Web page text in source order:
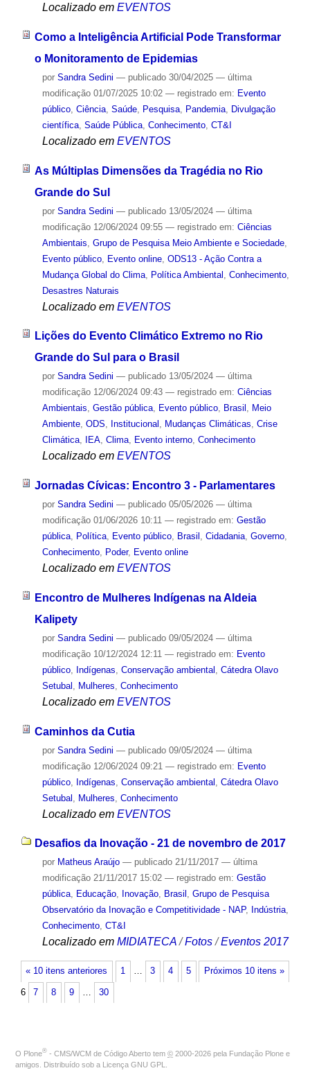
Localizado em EVENTOS
Como a Inteligência Artificial Pode Transformar
o Monitoramento de Epidemias
por Sandra Sedini — publicado30/04/2025 — última
modificação01/07/2025 10:02 — registrado em: Evento
público, Ciência, Saúde, Pesquisa, Pandemia, Divulgação
científica, Saúde Pública, Conhecimento, CT&I
Localizado em EVENTOS
As Múltiplas Dimensões da Tragédia no Rio
Grande do Sul
por Sandra Sedini — publicado13/05/2024 — última
modificação12/06/2024 09:55 — registrado em: Ciências
Ambientais Grupo de Pesquisa Meio Ambiente e Sociedade,
Evento público, Evento online, ODS13 - Ação Contra a
Mudança Global do Clima, Política Ambiental Conhecimento,
Desastres Naturais
Localizado em EVENTOS
Lições do Evento Climático Extremo no Rio
Grande do Sul para o Brasil
por Sandra Sedini — publicado13/05/2024 — última
modificação12/06/2024 09:43 — registrado em: Ciências
Ambientais, Gestão pública, Evento público, Brasil , Meio
Ambiente, ODS, Institucional , Mudanças Climáticas, Crise
Climática, IEA, Clima, Evento interno, Conhecimento
Localizado em EVENTOS
Jornadas Cívicas: Encontro 3 - Parlamentares
por Sandra Sedini — publicado05/05/2026 — última
modificação01/06/2026 10:11 — registrado em: Gestão
pública, Política, Evento público, Brasil , Cidadania, Governo,
Conhecimento, Poder, Evento online
Localizado em EVENTOS
Encontro de Mulheres Indígenas na Aldeia
Kalipety
por Sandra Sedini — publicado09/05/2024 — última
modificação10/12/2024 12:11 — registrado em: Evento
público, Indígenas Conservação ambiental
Cátedra Olavo
Setubal
Mulheres Conhecimento
Localizado em EVENTOS
Caminhos da Cutia
por Sandra Sedini — publicado09/05/2024 — última
modificação12/06/2024 09:21 — registrado em: Evento
público, Indígenas Conservação ambiental Cátedra Olavo
Setubal
Mulheres Conhecimento
Localizado em EVENTOS
Desafios da Inovação - 21 de novembro de 2017
por Matheus Araújo — publicado21/11/2017 — última
modificação21/11/2017 15:02 — registrado em: Gestão
pública, Educação, Inovação, Brasil , Grupo de Pesquisa
Observatório da Inovação e Competitividade - NAP, Indústria,
Conhecimento, CT&I
Localizado em MIDIATECA /Fotos /Eventos 2017
« 10 itens anteriores Próximos 10 itens »
1 … 3 4 5
6 7 8 9 … 30
O Plone® - CMS/WCM de Código Aberto tem © 2000-2026 pela Fundação Plone e
amigos. Distribuído sob a Licença GNU GPL